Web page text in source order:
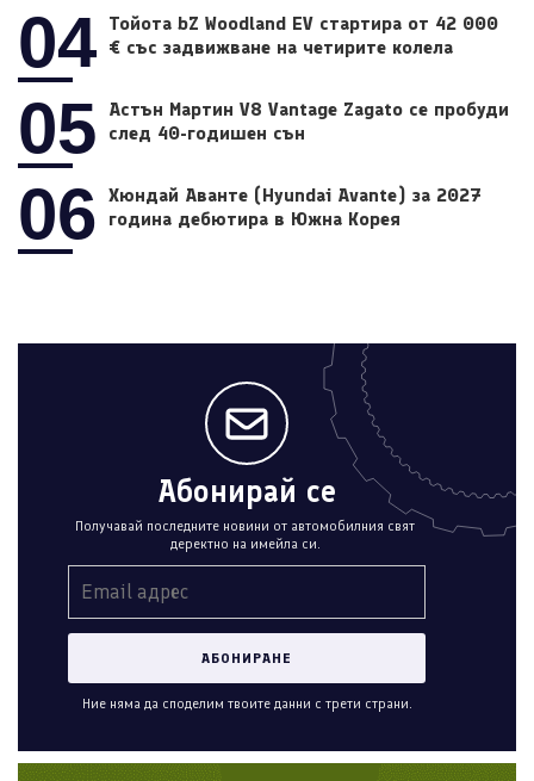
04 Тойота bZ Woodland EV стартира от 42 000
€ със задвижване на четирите колела
05
Астън Мартин V8 Vantage Zagato се пробуди
след 40-годишен сън
06
Хюндай Аванте (Hyundai Avante) за 2027
година дебютира в Южна Корея
Абонирай се
Получавай последните новини от автомобилния свят
деректно на имейла си.
Ние няма да споделим твоите данни с трети страни.